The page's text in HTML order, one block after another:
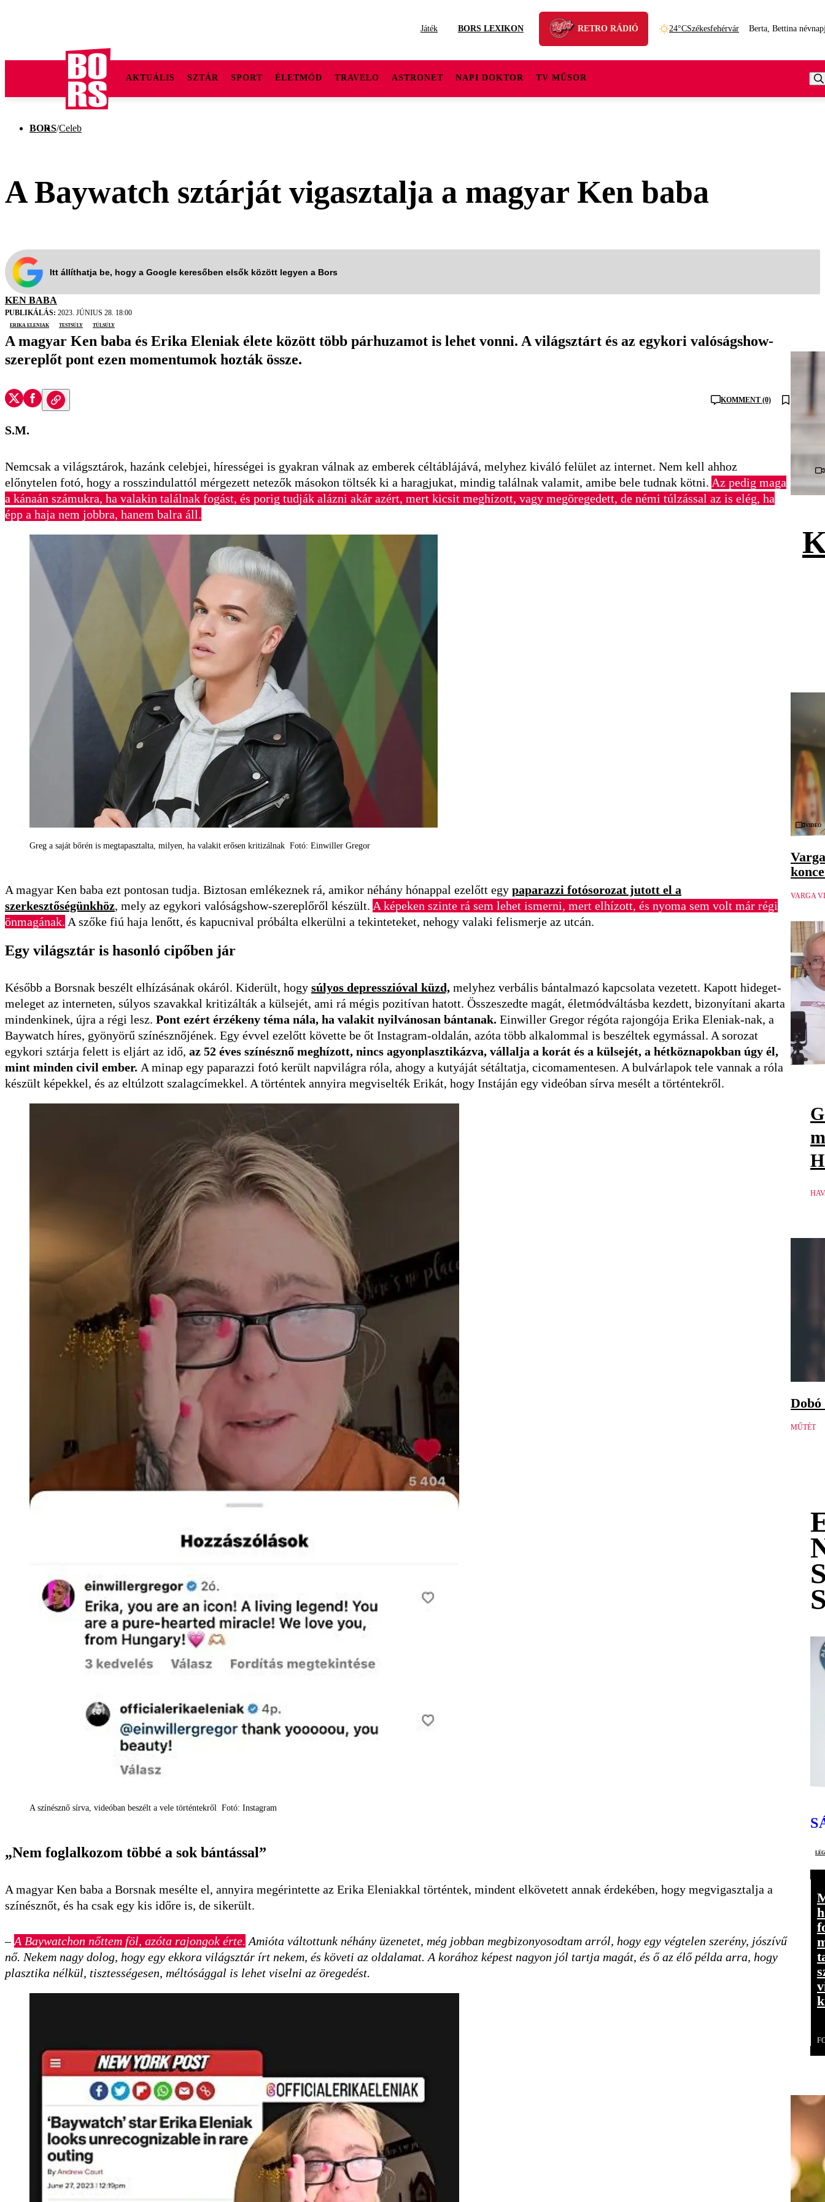
Játék BORS LEXIKON RETRO RÁDIÓ 24°CSzékesfehérvár Berta, Bettina
AKTUÁLIS SZTÁR SPORT ÉLETMÓD TRAVELO ASTRONET NAPI DOKTOR TV MŰSOR
BORS/Celeb
A Baywatch sztárját vigasztalja a magyar Ken baba
Itt állíthatja be, hogy a Google keresőben elsők között legyen a Bors
KEN BABA
PUBLIKÁLÁS: 2023. JÚNIUS 28. 18:00
Erika Eleniak
testsúly túlsúly
A magyar Ken baba és Erika Eleniak élete között több párhuzamot is lehet vonni. A világsztárt és az egykori valóságshow-
szereplőt pont ezen momentumok hozták össze.
KOMMENT (0)
S.M.
Nemcsak a világsztárok, hazánk celebjei, hírességei is gyakran válnak az emberek céltáblájává, melyhez kiváló felület az internet. Nem kell ahhoz
előnytelen fotó, hogy a rosszindulattól mérgezett netezők másokon töltsék ki a haragjukat, mindig találnak valamit, amibe bele tudnak kötni. Az pedig maga
a kánaán számukra, ha valakin találnak fogást, és porig tudják alázni akár azért, mert kicsit meghízott, vagy megöregedett, de némi túlzással az is elég, ha
épp a haja nem jobbra, hanem balra áll.
Greg a saját bőrén is megtapasztalta, milyen, ha valakit erősen kritizálnak Fotó: Einwiller Gregor
A magyar Ken baba ezt pontosan tudja. Biztosan emlékeznek rá, amikor néhány hónappal ezelőtt egy paparazzi fotósorozat jutott el a
szerkesztőségünkhöz, mely az egykori valóságshow-szereplőről készült. A képeken szinte rá sem lehet ismerni, mert elhízott, és nyoma sem volt már régi
önmagának. A szőke fiú haja lenőtt, és kapucnival próbálta elkerülni a tekinteteket, nehogy valaki felismerje az utcán.
Egy világsztár is hasonló cipőben jár
Később a Borsnak beszélt elhízásának okáról. Kiderült, hogy súlyos depresszióval küzd, melyhez verbális bántalmazó kapcsolata vezetett. Kapott hideget-
meleget az interneten, súlyos szavakkal kritizálták a külsejét, ami rá mégis pozitívan hatott. Összeszedte magát, életmódváltásba kezdett, bizonyítani akarta
mindenkinek, újra a régi lesz. Pont ezért érzékeny téma nála, ha valakit nyilvánosan bántanak. Einwiller Gregor régóta rajongója Erika Eleniak-nak, a
Baywatch híres, gyönyörű színésznőjének. Egy évvel ezelőtt követte be őt Instagram-oldalán, azóta több alkalommal is beszéltek egymással. A sorozat
egykori sztárja felett is eljárt az idő, az 52 éves színésznő meghízott, nincs agyonplasztikázva, vállalja a korát és a külsejét, a hétköznapokban úgy él,
mint minden civil ember. A minap egy paparazzi fotó került napvilágra róla, ahogy a kutyáját sétáltatja, cicomamentesen. A bulvárlapok tele vannak a róla
készült képekkel, és az eltúlzott szalagcímekkel. A történtek annyira megviselték Erikát, hogy Instáján egy videóban sírva mesélt a történtekről.
A színésznő sírva, videóban beszélt a vele történtekről Fotó: Instagram
„Nem foglalkozom többé a sok bántással”
A magyar Ken baba a Borsnak mesélte el, annyira megérintette az Erika Eleniakkal történtek, mindent elkövetett annak érdekében, hogy megvigasztalja a
színésznőt, és ha csak egy kis időre is, de sikerült.
–A Baywatchon nőttem föl, azóta rajongok érte. Amióta váltottunk néhány üzenetet, még jobban megbizonyosodtam arról, hogy egy végtelen szerény, jószívű
nő. Nekem nagy dolog, hogy egy ekkora világsztár írt nekem, és követi az oldalamat. A korához képest nagyon jól tartja magát, és ő az élő példa arra, hogy
plasztika nélkül, tisztességesen, méltósággal is lehet viselni az öregedést.
Videó
VARGA
MŰTÉT